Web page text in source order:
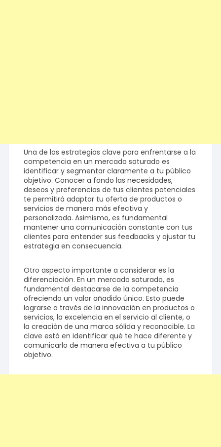
Una de las estrategias clave para enfrentarse a la
competencia en un mercado saturado es
identificar y segmentar claramente a tu público
objetivo. Conocer a fondo las necesidades,
deseos y preferencias de tus clientes potenciales
te permitirá adaptar tu oferta de productos o
servicios de manera más efectiva y
personalizada. Asimismo, es fundamental
mantener una comunicación constante con tus
clientes para entender sus feedbacks y ajustar tu
estrategia en consecuencia.
Otro aspecto importante a considerar es la
diferenciación. En un mercado saturado, es
fundamental destacarse de la competencia
ofreciendo un valor añadido único. Esto puede
lograrse a través de la innovación en productos o
servicios, la excelencia en el servicio al cliente, o
la creación de una marca sólida y reconocible. La
clave está en identificar qué te hace diferente y
comunicarlo de manera efectiva a tu público
objetivo.